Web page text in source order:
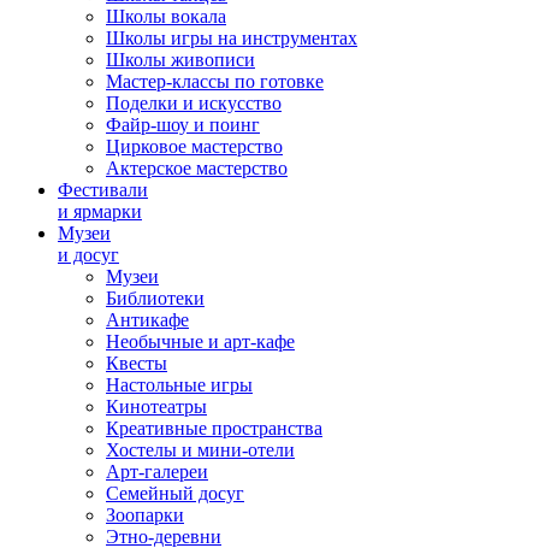
Школы вокала
Школы игры на инструментах
Школы живописи
Мастер-классы по готовке
Поделки и искусство
Файр-шоу и поинг
Цирковое мастерство
Актерское мастерство
Фестивали
и ярмарки
Музеи
и досуг
Музеи
Библиотеки
Антикафе
Необычные и арт-кафе
Квесты
Настольные игры
Кинотеатры
Креативные пространства
Хостелы и мини-отели
Арт-галереи
Семейный досуг
Зоопарки
Этно-деревни